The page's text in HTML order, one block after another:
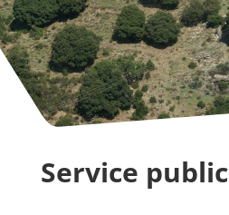
Service public